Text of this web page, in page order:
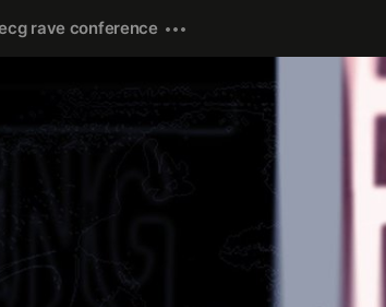
cg rave conference